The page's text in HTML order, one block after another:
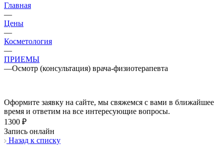
Главная
—
Цены
—
Косметология
—
ПРИЕМЫ
—Осмотр (консультация) врача-физиотерапевта
Оформите заявку на сайте, мы свяжемся с вами в ближайшее
время и ответим на все интересующие вопросы.
1300 ₽
Запись онлайн
Назад к списку